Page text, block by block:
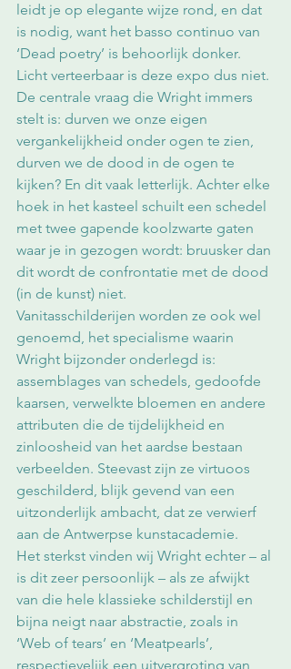
leidt je op elegante wijze rond, en dat
is nodig, want het basso continuo van
‘Dead poetry’ is behoorlijk donker.
Licht verteerbaar is deze expo dus niet.
De centrale vraag die Wright immers
stelt is: durven we onze eigen
vergankelijkheid onder ogen te zien,
durven we de dood in de ogen te
kijken? En dit vaak letterlijk. Achter elke
hoek in het kasteel schuilt een schedel
met twee gapende koolzwarte gaten
waar je in gezogen wordt: bruusker dan
dit wordt de confrontatie met de dood
(in de kunst) niet.
Vanitasschilderijen worden ze ook wel
genoemd, het specialisme waarin
Wright bijzonder onderlegd is:
assemblages van schedels, gedoofde
kaarsen, verwelkte bloemen en andere
attributen die de tijdelijkheid en
zinloosheid van het aardse bestaan
verbeelden. Steevast zijn ze virtuoos
geschilderd, blijk gevend van een
uitzonderlijk ambacht, dat ze verwierf
aan de Antwerpse kunstacademie.
Het sterkst vinden wij Wright echter – al
is dit zeer persoonlijk – als ze afwijkt
van die hele klassieke schilderstijl en
bijna neigt naar abstractie, zoals in
‘Web of tears’ en ‘Meatpearls’,
respectievelijk een uitvergroting van